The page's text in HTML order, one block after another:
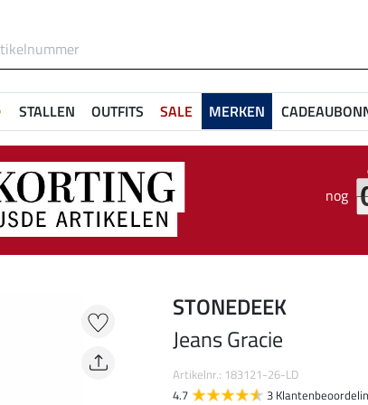
STALLEN OUTFITS SALE MERKEN
nog
STONEDEEK
Jeans Gracie
Artikelnr.: 183121-26-LD
4.7
3